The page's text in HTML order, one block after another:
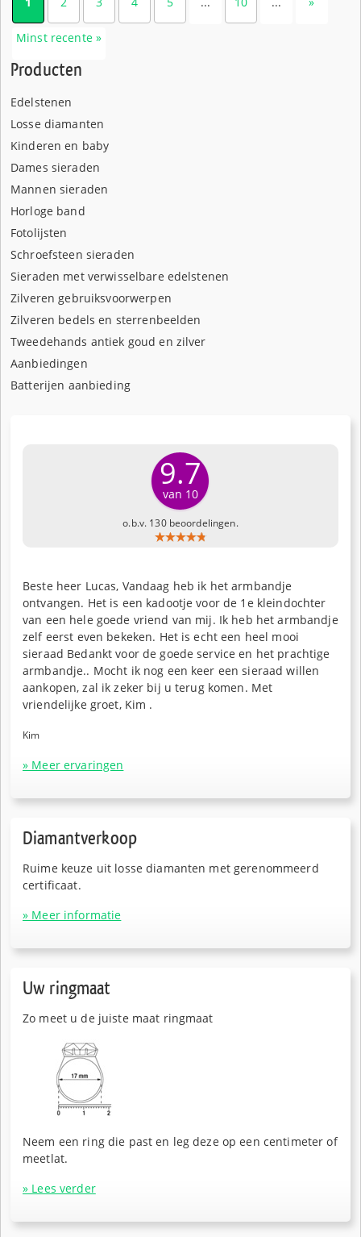
Producten
Edelstenen
Losse diamanten
Kinderen en baby
Dames sieraden
Mannen sieraden
Horloge band
Fotolijsten
Schroefsteen sieraden
Sieraden met verwisselbare edelstenen
Zilveren gebruiksvoorwerpen
Zilveren bedels en sterrenbeelden
Tweedehands antiek goud en zilver
Aanbiedingen
Batterijen aanbieding
9.7
van 10
o.b.v. 130 beoordelingen.
Beste heer Lucas, Vandaag heb ik het armbandje
ontvangen. Het is een kadootje voor de 1e kleindochter
van een hele goede vriend van mij. Ik heb het armbandje
zelf eerst even bekeken. Het is echt een heel mooi
sieraad Bedankt voor de goede service en het prachtige
armbandje.. Mocht ik nog een keer een sieraad willen
aankopen, zal ik zeker bij u terug komen. Met
vriendelijke groet, Kim .
Kim
» Meer ervaringen
Diamantverkoop
Ruime keuze uit losse diamanten met gerenommeerd
certificaat.
» Meer informatie
Uw ringmaat
Zo meet u de juiste maat ringmaat
Neem een ring die past en leg deze op een centimeter of
meetlat.
» Lees verder
Minst recente »